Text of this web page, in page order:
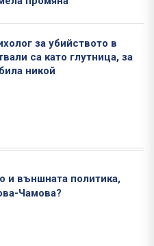
за убийството в
са като глутница, за
никой
и външната политика,
Чамова?